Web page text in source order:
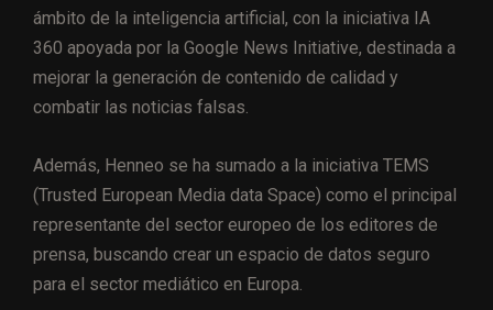
ámbito de la inteligencia artificial, con la iniciativa IA
360 apoyada por la Google News Initiative, destinada a
mejorar la generación de contenido de calidad y
combatir las noticias falsas.
Además, Henneo se ha sumado a la iniciativa TEMS
(Trusted European Media data Space) como el principal
representante del sector europeo de los editores de
prensa, buscando crear un espacio de datos seguro
para el sector mediático en Europa.